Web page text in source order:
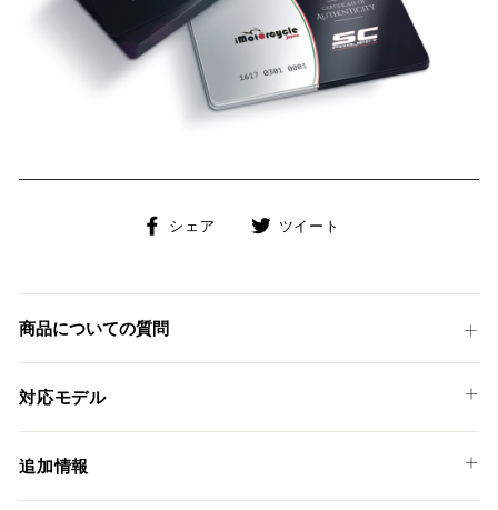
シェア
Facebook
ェ
る
ツイート
稿
商品についての質問
対応モデル
KTM
890 ADVENTURE '21-24
追加情報